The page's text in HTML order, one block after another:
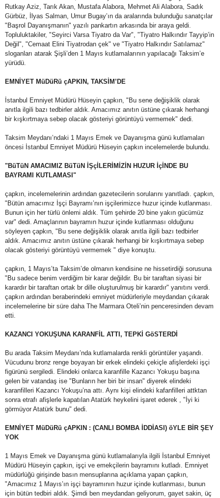
Rutkay Aziz, Tarık Akan, Mustafa Alabora, Mehmet Ali Alabora, Sadık
Gürbüz, İlyas Salman, Umur Bugay’ın da aralarında bulunduğu sanatçılar
"Başrol Dayanışmanın" yazılı pankartın arkasında bir araya geldi.
Topluluktakiler, "Seyirci Varsa Tiyatro da Var", "Tiyatro Halkındır Tayyip’in
Değil", "Cemaat Elini Tiyatrodan çek" ve "Tiyatro Halkındır Satılamaz"
sloganları atarak Şişli’den 1 Mayıs kutlamalarının yapılacağı Taksim’e
yürüdü.
EMNİYET MüDüRü çAPKIN, TAKSİM’DE
İstanbul Emniyet Müdürü Hüseyin çapkın, "Bu sene değişiklik olarak
anıtla ilgili bazı tedbirler aldık. Amacımız anıtın üstüne çıkarak herhangi
bir kışkırtmaya sebep olacak gösteriyi görüntüyü vermemek" dedi.
Taksim Meydanı’ndaki 1 Mayıs Emek ve Dayanışma günü kutlamaları
öncesi İstanbul Emniyet Müdürü Hüseyin çapkın incelemelerde bulundu.
"BüTüN AMACIMIZ BüTüN İŞçİLERİMİZİN HUZUR İçİNDE BU
BAYRAMI KUTLAMASI"
çapkın, incelemelerinin ardından gazetecilerin sorularını yanıtladı. çapkın,
"Bütün amacımız İşçi Bayramı’nın işçilerimizce huzur içinde kutlanması.
Bunun için her türlü önlemi aldık. Tüm şehirde 20 bine yakın gücümüz
var" dedi. Amaçlarının bayramın huzur içinde kutlanması olduğunu
söyleyen çapkın, "Bu sene değişiklik olarak anıtla ilgili bazı tedbirler
aldık. Amacımız anıtın üstüne çıkarak herhangi bir kışkırtmaya sebep
olacak gösteriyi görüntüyü vermemek " diye konuştu.
çapkın, 1 Mayıs’ta Taksim’de olmanın kendisine ne hissetirdiği sorusuna
"Bu sadece benim verdiğim bir karar değildir. Bu bir taraftan siyasi bir
karardır bir taraftan ortak br dille oluşturulmuş bir karardır" yanıtını verdi.
çapkın ardından beraberindeki emniyet müdürleriyle meydandan çıkarak
incelemelerine bir süre daha The Marmara Oteli’nin penceresinden devam
etti.
KAZANCI YOKUŞUNA KARANFİL ATTI, TEPKİ GöSTERDİ
Bu arada Taksim Meydanı’nda kutlamalarda renkli görüntüler yaşandı.
Vücudunu bronz renge boyayan bir erkek elindeki çekiçle afişlerdeki işçi
figürünü sergiledi. Elindeki onlarca karanfille Kazancı Yokuşu başına
gelen bir vatandaş ise "Bunların her biri bir insan" diyerek elindeki
karanfilleri Kazancı Yokuşu’na attı. Aynı kişi elindeki kafanfilleri attktan
sonra etrafı afişlerle kapatılan Atatürk heykelini işaret ederek , "İyi ki
görmüyor Atatürk bunu" dedi.
EMNİYET MüDüRü çAPKIN : (CANLI BOMBA İDDİASI) öYLE BİR ŞEY
YOK
1 Mayıs Emek ve Dayanışma günü kutlamalarıyla ilgili İstanbul Emniyet
Müdürü Hüseyin çapkın, işçi ve emekçilerin bayramını kutladı. Emniyet
müdürlüğü girişinde basın mensuplarına açıklama yapan çapkın,
"Amacımız 1 Mayıs’ın işçi bayramının huzur içinde kutlanması, bunun
için bütün tedbiri aldık. Şimdi ben meydandan geliyorum, gayet sakin, üç